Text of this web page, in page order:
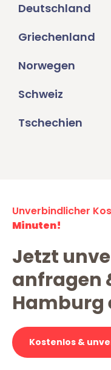
Deutschland
Griechenland
Norwegen
Schweiz
Tschechien
Unverbindlicher
Minuten!
Jetzt
anfragen
Hamburg
Kostenlos &